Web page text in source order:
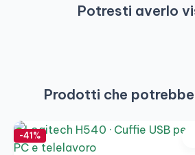
Potresti averlo
Prodotti che
-41%